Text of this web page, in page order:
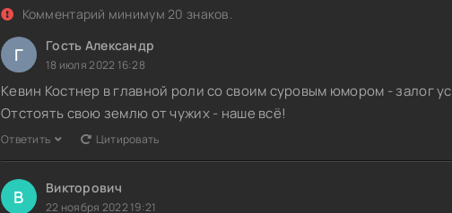
Комментарий минимум 20 знаков.
Г Гость Александр
18 июля 2022 16:28
Кевин Костнер в главной роли со своим суровым юмором - залог
Отстоять свою землю от чужих - наше всё!
Ответить Цитировать
В Викторович
22 ноября 2022 19:21